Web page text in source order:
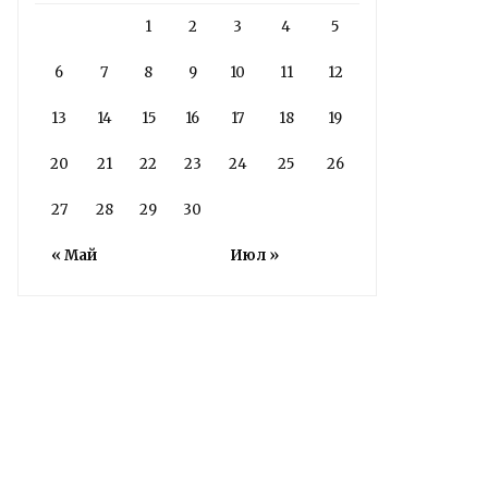
« Май Июл »
1 2 3 4 5
6 7 8 9 10 11 12
13 14 15 16 17 18 19
20 21 22 23 24 25 26
27 28 29 30